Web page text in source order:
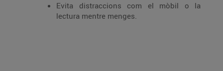
Evita distraccions com el mòbil o la
lectura mentre menges.